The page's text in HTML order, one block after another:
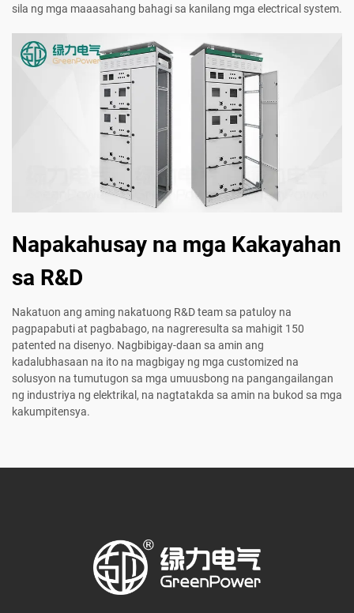
sila ng mga maaasahang bahagi sa kanilang mga electrical system.
Napakahusay na mga Kakayahan
sa R&D
Nakatuon ang aming nakatuong R&D team sa patuloy na
pagpapabuti at pagbabago, na nagreresulta sa mahigit 150
patented na disenyo. Nagbibigay-daan sa amin ang
kadalubhasaan na ito na magbigay ng mga customized na
solusyon na tumutugon sa mga umuusbong na pangangailangan
ng industriya ng elektrikal, na nagtatakda sa amin na bukod sa mga
kakumpitensya.